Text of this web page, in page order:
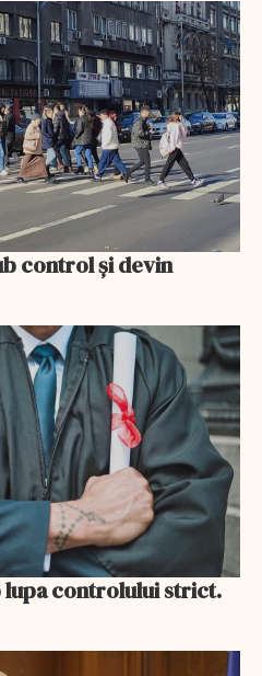
control și devin
lupa controlului strict.